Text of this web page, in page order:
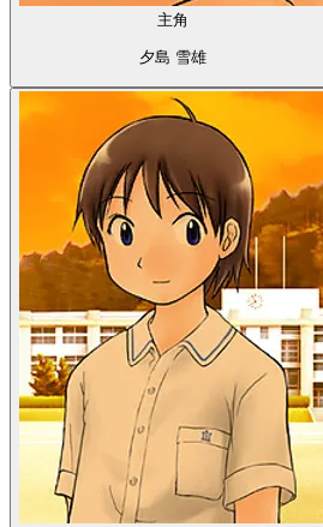
主角
夕島 雪雄